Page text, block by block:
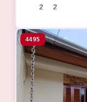
2 2
4495